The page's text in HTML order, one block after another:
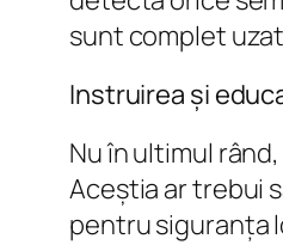
sunt complet
Instruirea și
Nu în ultimul
Aceștia ar trebui
pentru siguranța